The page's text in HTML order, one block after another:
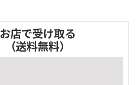
お店で受け取る
（送料無料）